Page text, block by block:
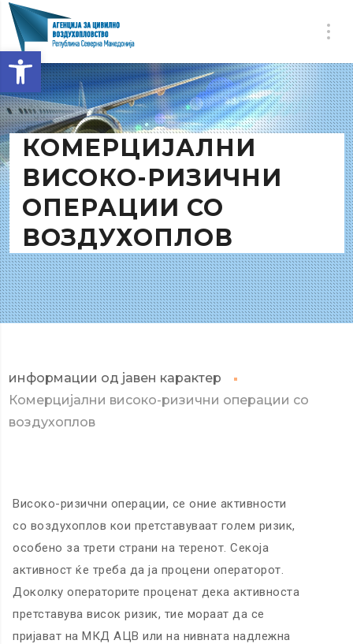
Open toolbar
КОМЕРЦИЈАЛНИ
ВИСОКО-РИЗИЧНИ
ОПЕРАЦИИ СО
ВОЗДУХОПЛОВ
информации од јавен карактер
Комерцијални високо-ризични операции со
воздухоплов
Високо-ризични операции, се оние активности
со воздухоплов кои претставуваат голем ризик,
особено за трети страни на теренот. Секоја
активност ќе треба да ја процени операторот.
Доколку операторите проценат дека активноста
претставува висок ризик, тие мораат да се
пријават на МКД АЦВ или на нивната надлежна